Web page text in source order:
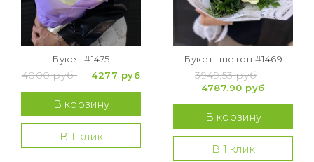
Букет #1475
4000 руб 4277 руб
В корзину
В 1 клик
Букет цветов #1469
3949.53 руб
4787.90 руб
В корзину
В 1 клик